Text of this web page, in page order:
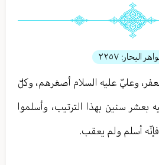
البحار: ٢٢٥٧
وعليّ عليه السلام أصغرهم، وكلّ
بعشر سنين بهذا الترتيب، وأسلموا
فإنّه أسلم ولم يعقب.